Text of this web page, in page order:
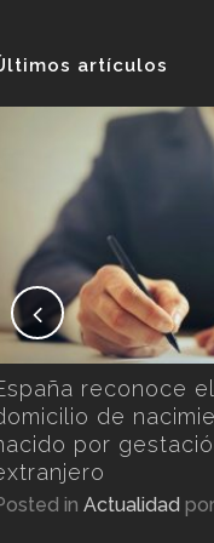
artículos
reconoce
de
por
in Actualidad por